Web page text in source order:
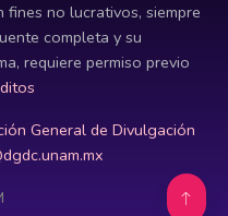
no lucrativos, siempre
completa y su
requiere permiso previo
General de Divulgación